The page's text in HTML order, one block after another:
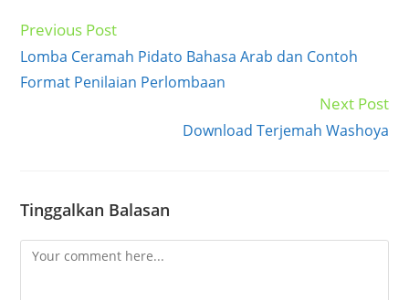
Read
more
articles
Previous Post
Lomba Ceramah Pidato Bahasa Arab dan Contoh
Format Penilaian Perlombaan
Next Post
Download Terjemah Washoya
Tinggalkan Balasan
Comment